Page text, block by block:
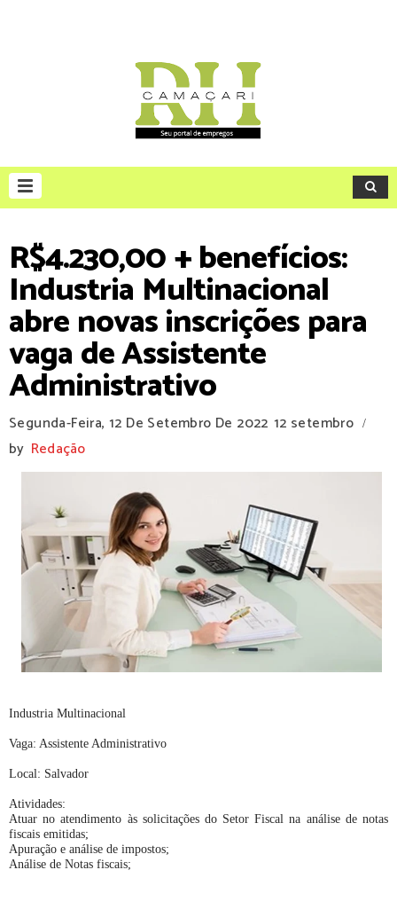
R$4.230,00 + benefícios:
Industria Multinacional
abre novas inscrições para
vaga de Assistente
Administrativo
Segunda-Feira, 12 De Setembro De 2022 12 setembro /
by Redação
Industria Multinacional
Vaga: Assistente Administrativo
Local: Salvador
Atividades:
Atuar no atendimento às solicitações do Setor Fiscal na análise de notas
fiscais emitidas;
Apuração e análise de impostos;
Análise de Notas fiscais;